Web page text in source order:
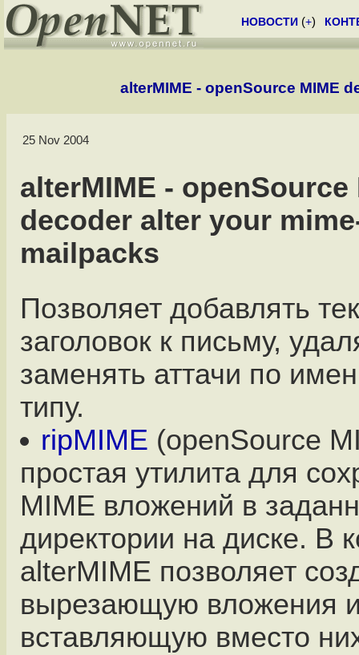
НОВОСТИ (+)
alterMIME - openSource MIME
25 Nov 2004
alterMIME - openSource
decoder alter your
mailpacks
Позволяет добавлять
заголовок к письму,
заменять аттачи по
типу.
ripMIME (openSource
простая утилита для
MIME вложений в
директории на диске. В
alterMIME позволяет
вырезающую вложения
вставляющую вместо